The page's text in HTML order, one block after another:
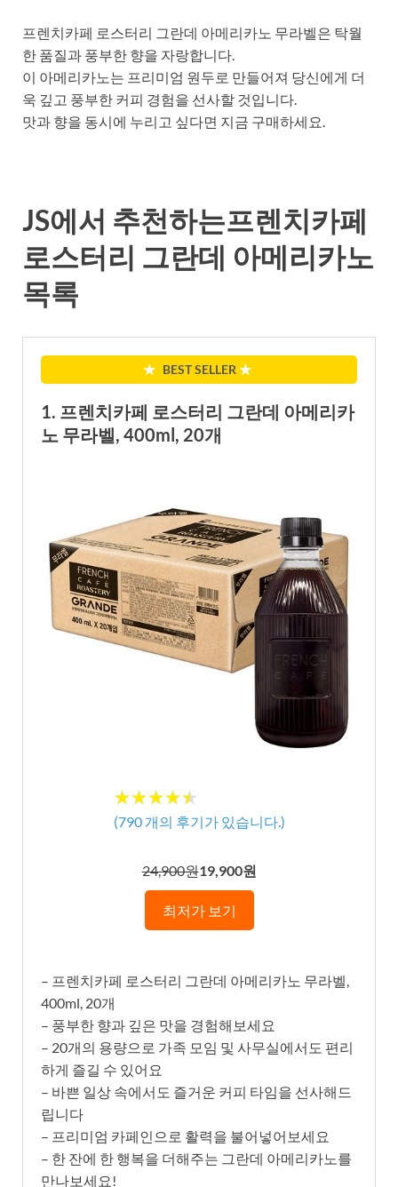
프렌치카페 로스터리 그란데 아메리카노 무라벨은 탁월
한 품질과 풍부한 향을 자랑합니다.
이 아메리카노는 프리미엄 원두로 만들어져 당신에게 더
욱 깊고 풍부한 커피 경험을 선사할 것입니다.
맛과 향을 동시에 누리고 싶다면 지금 구매하세요.
JS에서 추천하는프렌치카페
로스터리 그란데 아메리카노
목록
★ BEST SELLER ★
1. 프렌치카페 로스터리 그란데 아메리카
노 무라벨, 400ml, 20개
★★★★★
★★★★★
(790개의 후기가 있습니다.)
24,900원19,900원
최저가 보기
– 프렌치카페 로스터리 그란데 아메리카노 무라벨,
400ml, 20개
– 풍부한 향과 깊은 맛을 경험해보세요
– 20개의 용량으로 가족 모임 및 사무실에서도 편리
하게 즐길 수 있어요
– 바쁜 일상 속에서도 즐거운 커피 타임을 선사해드
립니다
– 프리미엄 카페인으로 활력을 불어넣어보세요
– 한 잔에 한 행복을 더해주는 그란데 아메리카노를
만나보세요!